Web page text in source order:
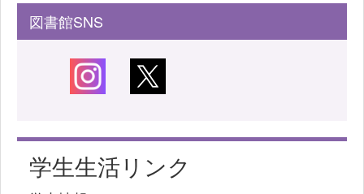
図書館SNS
学生生活リンク